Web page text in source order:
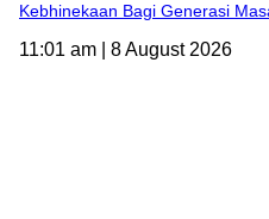
Kebhinekaan Bagi Generasi
11:01 am | 8 August 2026